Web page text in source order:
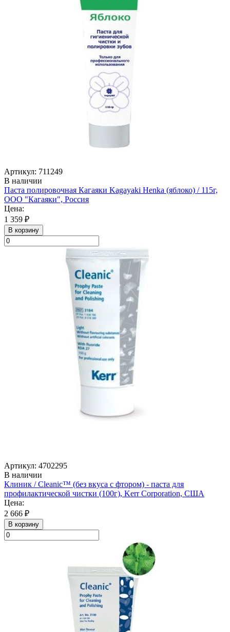
Артикул: 711249
В наличии
Паста полировочная Кагаяки Kagayaki Henka (яблоко) / 115г,
ООО "Кагаяки", Россия
Цена:
1 359 ₽
В корзину
Артикул: 4702295
В наличии
Клиник / Cleanic™ (без вкуса с фтором) - паста для
профилактической чистки (100г), Kerr Corporation, США
Цена:
2 666 ₽
В корзину